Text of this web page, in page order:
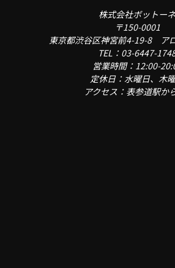
株式会社ボットーネ
〒150-0001
東京都渋谷区神宮前4-19-8 ア
TEL：03-6447-
営業時間：12:00-
定休日：水曜日、木
アクセス：表参道駅か